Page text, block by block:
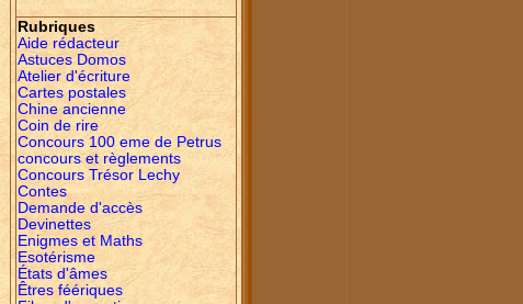
Rubriques
Aide rédacteur
Astuces Domos
Atelier d'écriture
Cartes postales
Chine ancienne
Coin de rire
Concours 100 eme de Petrus
concours et règlements
Concours Trésor Lechy
Contes
Demande d'accès
Devinettes
Enigmes et Maths
Esotérisme
États d'âmes
Êtres féériques